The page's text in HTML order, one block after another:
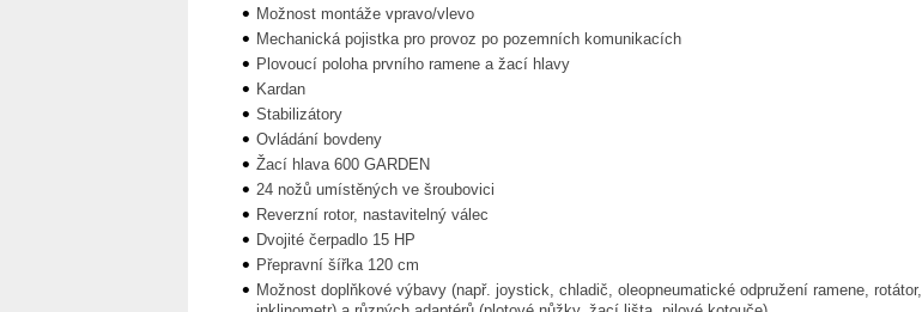
Možnost montáže vpravo/vlevo
Mechanická pojistka pro provoz po pozemních komunikacích
Plovoucí poloha prvního ramene a žací hlavy
Kardan
Stabilizátory
Ovládání bovdeny
Žací hlava 600 GARDEN
24 nožů umístěných ve šroubovici
Reverzní rotor, nastavitelný válec
Dvojité čerpadlo 15 HP
Přepravní šířka 120 cm
Možnost doplňkové výbavy (např. joystick, chladič, oleopneumatické odpružení ramene, rotátor,